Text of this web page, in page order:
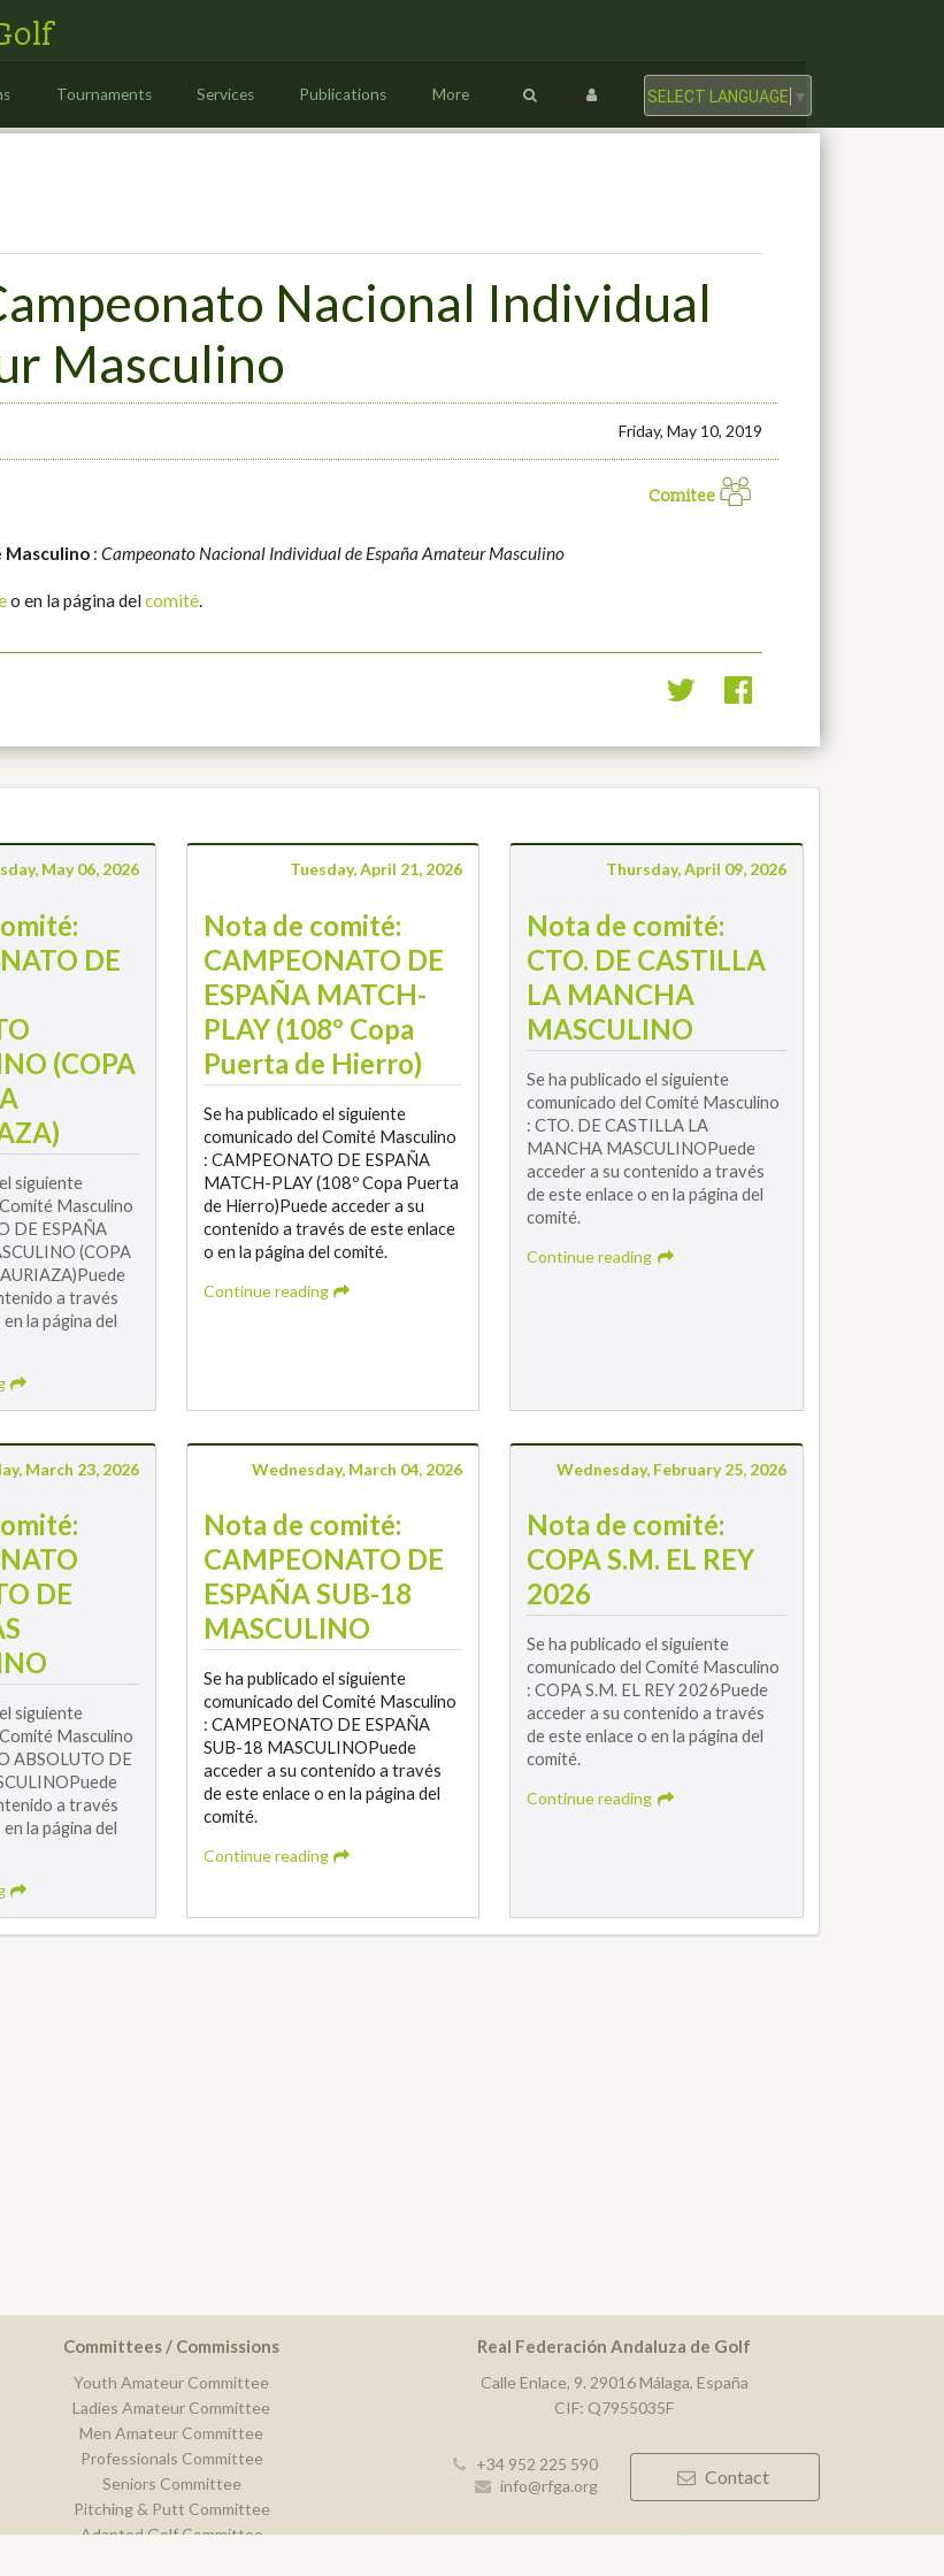
Tournaments Services Publications More SELECT LANGUAGE ▼
Nacional Individual
Masculino
Friday, May 10, 2019
Comitee
Masculino : Campeonato Nacional Individual de España Amateur Masculino
o en la página delcomité.
May 06, 2026
DE
(COPA
siguiente
Masculino
DE ESPAÑA
(COPA
a través
la página del
Tuesday, April 21, 2026
Nota de comité:
CAMPEONATO DE
ESPAÑA MATCH-
PLAY (108º Copa
Puerta de Hierro)
Se ha publicado el siguiente
comunicado del Comité Masculino
: CAMPEONATO DE ESPAÑA
MATCH-PLAY (108º Copa Puerta
de Hierro)Puede acceder a su
contenido a través de este enlace
o en la página del comité.
Continue reading
Thursday, April 09, 2026
Nota de comité:
CTO. DE CASTILLA
LA MANCHA
MASCULINO
Se ha publicado el siguiente
comunicado del Comité Masculino
: CTO. DE CASTILLA LA
MANCHA MASCULINOPuede
acceder a su contenido a través
de este enlace o en la página del
comité.
Continue reading
March 23, 2026
DE
siguiente
Masculino
ABSOLUTO DE
a través
la página del
Wednesday, March 04, 2026
Nota de comité:
CAMPEONATO DE
ESPAÑA SUB-18
MASCULINO
Se ha publicado el siguiente
comunicado del Comité Masculino
: CAMPEONATO DE ESPAÑA
SUB-18 MASCULINOPuede
acceder a su contenido a través
de este enlace o en la página del
comité.
Continue reading
Wednesday, February 25, 2026
Nota de comité:
COPA S.M. EL REY
2026
Se ha publicado el siguiente
comunicado del Comité Masculino
: COPA S.M. EL REY 2026Puede
acceder a su contenido a través
de este enlace o en la página del
comité.
Continue reading
Committees / Commissions
Youth Amateur Committee
Ladies Amateur Committee
Men Amateur Committee
Professionals Committee
Seniors Committee
Pitching & Putt Committee
Adapted Golf Committee
Real Federación Andaluza de Golf
Calle Enlace, 9. 29016 Málaga, España
CIF: Q7955035F
+34 952 225 590
info@rfga.org
Contact